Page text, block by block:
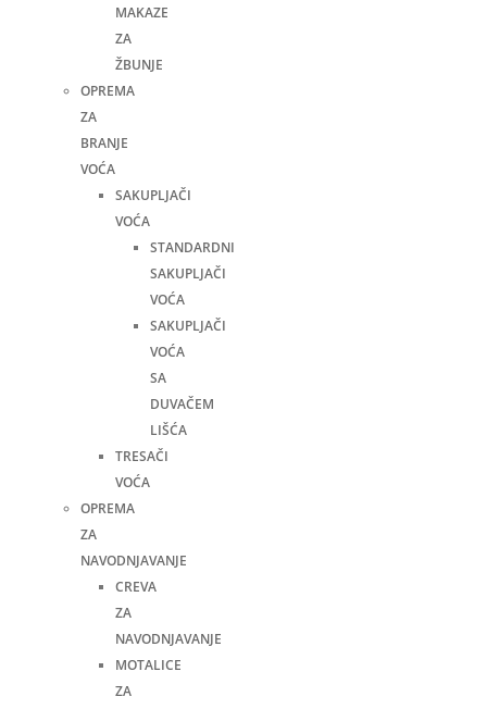
MAKAZE
ZA
ŽBUNJE
OPREMA
ZA
BRANJE
VOĆA
SAKUPLJAČI
VOĆA
STANDARDNI
SAKUPLJAČI
VOĆA
SAKUPLJAČI
VOĆA
SA
DUVAČEM
LIŠĆA
TRESAČI
VOĆA
OPREMA
ZA
NAVODNJAVANJE
CREVA
ZA
NAVODNJAVANJE
MOTALICE
ZA